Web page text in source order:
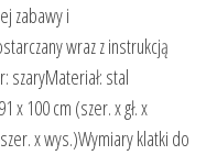
zabawy i
wraz z instrukcją
szaryMateriał: stal
x 100 cm (szer. x gł. x
x wys.)Wymiary klatki do